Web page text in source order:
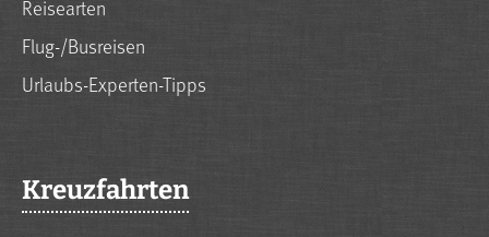
Reisearten
Flug-/Busreisen
Urlaubs-Experten-Tipps
Kreuzfahrten